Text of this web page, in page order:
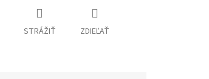
STRÁŽIŤ ZDIEĽAŤ